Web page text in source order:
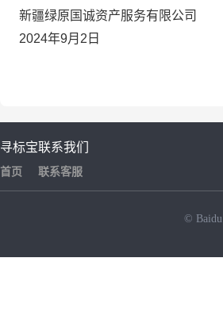
新疆绿原国诚资产服务有限公司
2024年9月 2 日
寻标宝
首页
联系我们
联系客服
© Baidu